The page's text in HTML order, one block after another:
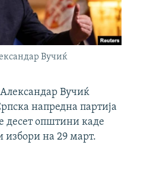
Вучиќ
Вучиќ
напредна партија
десет општини каде
избори на 29 март.